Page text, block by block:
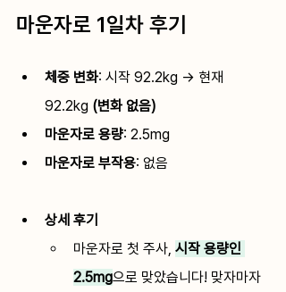
마운자로 1일차 후기
체중 변화: 시작 92.2kg → 현재
92.2kg (변화 없음)
마운자로 용량: 2.5mg
마운자로 부작용: 없음
상세 후기
마운자로 첫 주사, 시작 용량인
2.5mg으로 맞았습니다! 맞자마자